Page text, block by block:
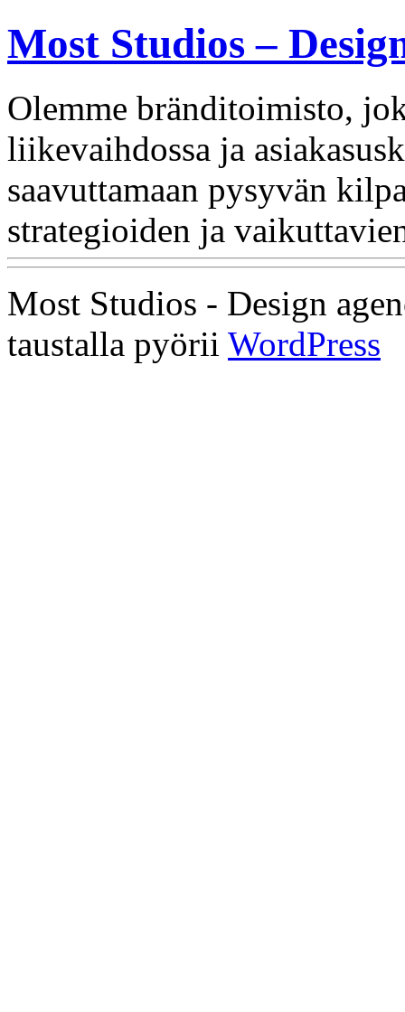
Most Studios –
Olemme bränditoimisto,
liikevaihdossa ja
saavuttamaan pysyvän
strategioiden ja
Most Studios - Design
taustalla pyörii WordPress